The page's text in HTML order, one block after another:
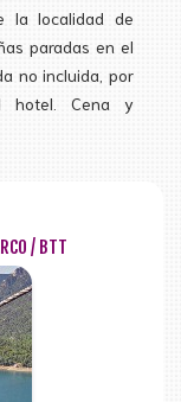
la localidad de
paradas en el
no incluida, por
hotel. Cena y
/ BTT